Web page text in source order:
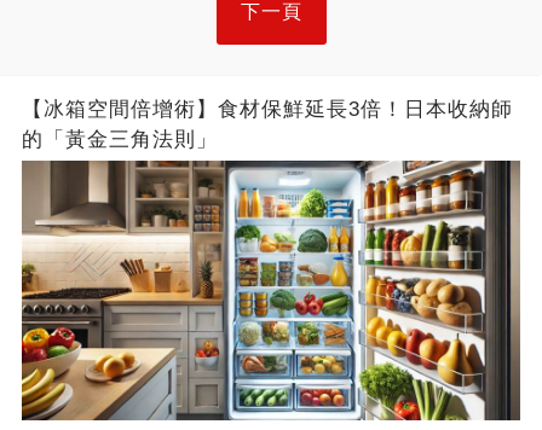
下一頁
【冰箱空間倍增術】食材保鮮延長3倍！日本收納師
的「黃金三角法則」